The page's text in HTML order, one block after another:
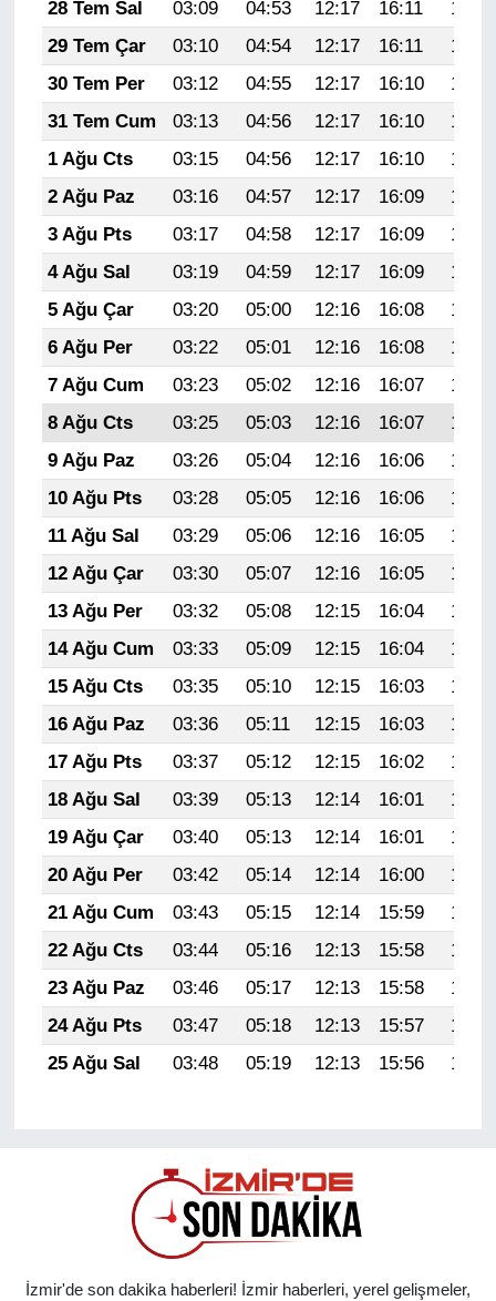
28 Tem Sal
03:09 04:53 12:17 16:11
19:31
29 Tem Çar
03:10 04:54 12:17 16:11
19:30
30 Tem Per
03:12 04:55 12:17 16:10
19:29
31 Tem Cum
03:13 04:56 12:17 16:10
19:28
1 Ağu Cts
03:15 04:56 12:17 16:10
19:27
2 Ağu Paz
03:16 04:57 12:17 16:09
19:26
3 Ağu Pts
03:17 04:58 12:17 16:09
19:25
4 Ağu Sal
03:19 04:59 12:17 16:09
19:24
5 Ağu Çar
03:20 05:00 12:16 16:08
19:23
6 Ağu Per
03:22 05:01 12:16 16:08
19:22
7 Ağu Cum
03:23 05:02 12:16 16:07
19:21
8 Ağu Cts
03:25 05:03 12:16 16:07
19:19
9 Ağu Paz
03:26 05:04 12:16 16:06
19:18
10 Ağu Pts
03:28 05:05 12:16 16:06
19:17
11 Ağu Sal
03:29 05:06 12:16 16:05
19:16
12 Ağu Çar
03:30 05:07 12:16 16:05
19:14
13 Ağu Per
03:32 05:08 12:15 16:04
19:13
14 Ağu Cum
03:33 05:09 12:15 16:04
19:12
15 Ağu Cts
03:35 05:10 12:15 16:03
19:10
16 Ağu Paz
03:36 05:11 12:15 16:03
19:09
17 Ağu Pts
03:37 05:12 12:15 16:02
19:08
18 Ağu Sal
03:39 05:13 12:14 16:01
19:06
19 Ağu Çar
03:40 05:13 12:14 16:01
19:05
20 Ağu Per
03:42 05:14 12:14 16:00
19:03
21 Ağu Cum
03:43 05:15 12:14 15:59
19:02
22 Ağu Cts
03:44 05:16 12:13 15:58
19:01
23 Ağu Paz
03:46 05:17 12:13 15:58
18:59
24 Ağu Pts
03:47 05:18 12:13 15:57
18:58
25 Ağu Sal
03:48 05:19 12:13 15:56 18:56
İzmir'de son dakika haberleri! İzmir haberleri, yerel gelişmeler,